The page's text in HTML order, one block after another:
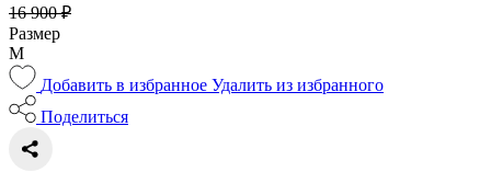
16 900 ₽
Размер
M
Добавить в избранное Удалить из избранного
Поделиться